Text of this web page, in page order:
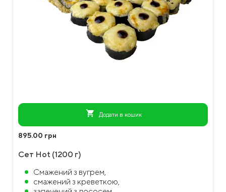
shopping_cart Додати в кошик
895.00 грн
Сет Hot (1200 г)
Смажений з вугрем,
смажений з креветкою,